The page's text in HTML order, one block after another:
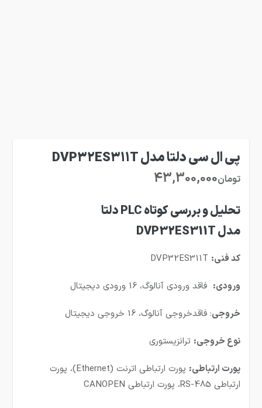
پی ال سی دلتا مدل DVP32ES311T
تومان43,300,000
تحلیل و بررسی کوتاه PLC دلتا
مدل DVP32ES311T
کد فنی:
ورودی: فاقد ورودی آنالوگ، 16 ورودی دیجیتال
خروجی: فاقدخروجی آنالوگ، 16 خروجی دیجیتال
نوع خروجی: ترانزیستوری
پورت ارتباطی:
پورت ارتباطی اترنت (Ethernet)، پورت
ارتباطی RS-485، پورت ارتباطی CANOPEN